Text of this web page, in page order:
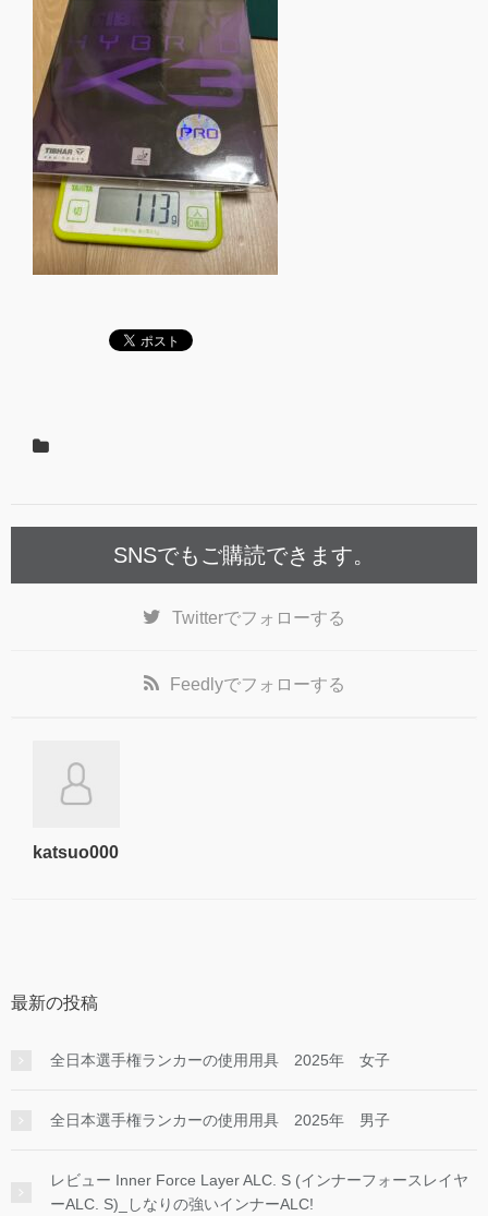
SNSでもご購読できます。
Twitterでフォローする
Feedlyでフォローする
katsuo000
最新の投稿
全日本選手権ランカーの使用用具 2025年 女子
全日本選手権ランカーの使用用具 2025年 男子
レビュー Inner Force Layer ALC. S (インナーフォースレイヤ
ーALC. S)_しなりの強いインナーALC!